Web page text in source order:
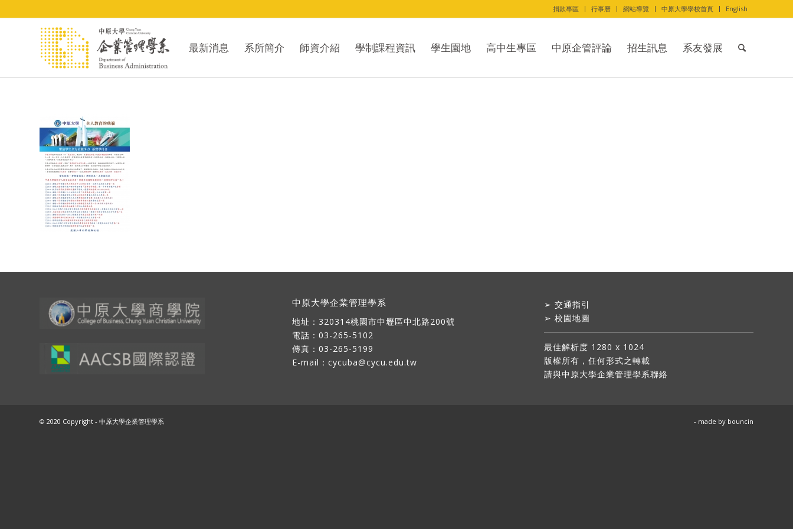
捐款專區 行事曆 網站導覽 中原大學學校首頁 English
最新消息 系所簡介 師資介紹 學制課程資訊 學生園地 高中生專區 中原企管評論 招生訊息 系友發展
中原大學企業管理學系
地址： 320314桃園市中壢區中北路200號
電話：03-265-5102
傳真：03-265-5199
E-mail： cycuba@cycu.edu.tw
➢交通指引
➢校園地圖
最佳解析度 1280 x 1024
版權所有，任何形式之轉載
請與中原大學企業管理學系聯絡
© 2020 Copyright - 中原大學企業管理學系 - made by bouncin